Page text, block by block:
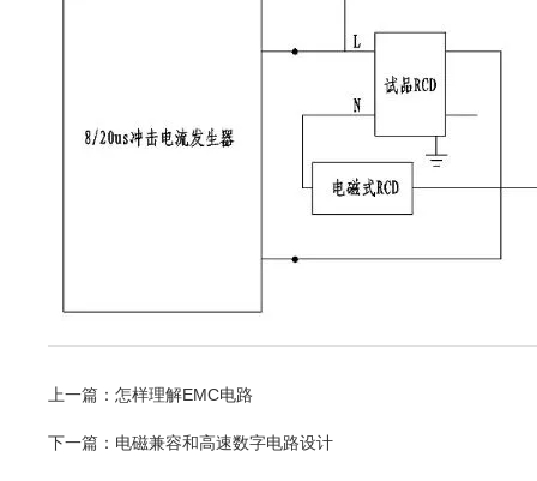
上一篇： 怎样理解EMC电路
下一篇： 电磁兼容和高速数字电路设计